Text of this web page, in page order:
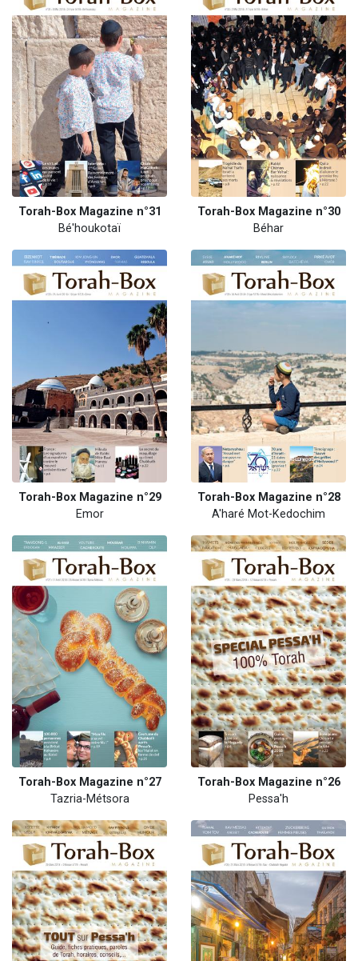
Torah-Box Magazine n°31
Bé'houkotaï
Torah-Box Magazine n°30
Béhar
Torah-Box Magazine n°29
Emor
Torah-Box Magazine n°28
A'haré Mot-Kedochim
Torah-Box Magazine n°27
Tazria-Métsora
Torah-Box Magazine n°26
Pessa'h